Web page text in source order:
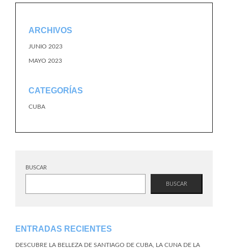
ARCHIVOS
JUNIO 2023
MAYO 2023
CATEGORÍAS
CUBA
BUSCAR
BUSCAR
ENTRADAS RECIENTES
DESCUBRE LA BELLEZA DE SANTIAGO DE CUBA, LA CUNA DE LA